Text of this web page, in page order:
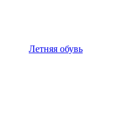
Летняя обувь